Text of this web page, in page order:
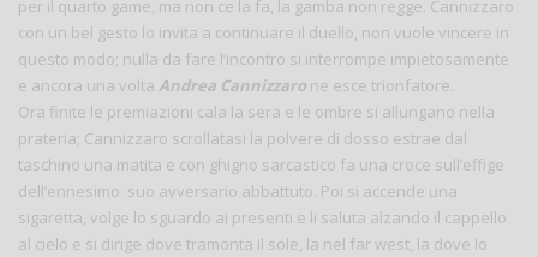
per il quarto game, ma non ce la fa, la gamba non regge. Cannizzaro
con un bel gesto lo invita a continuare il duello, non vuole vincere in
questo modo; nulla da fare l’incontro si interrompe impietosamente
e ancora una volta Andrea Cannizzaro ne esce trionfatore.
Ora finite le premiazioni cala la sera e le ombre si allungano nella
prateria; Cannizzaro scrollatasi la polvere di dosso estrae dal
taschino una matita e con ghigno sarcastico fa una croce sull’effige
dell’ennesimo suo avversario abbattuto. Poi si accende una
sigaretta, volge lo sguardo ai presenti e li saluta alzando il cappello
al cielo e si dirige dove tramonta il sole, la nel far west, la dove lo